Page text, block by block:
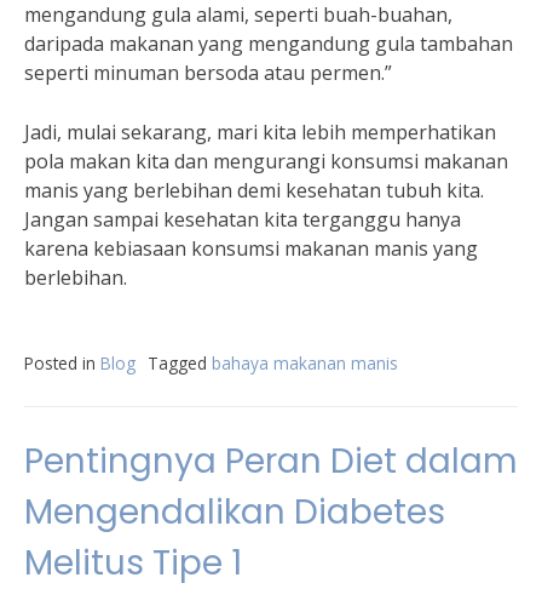
mengandung gula alami, seperti buah-buahan,
daripada makanan yang mengandung gula tambahan
seperti minuman bersoda atau permen.”
Jadi, mulai sekarang, mari kita lebih memperhatikan
pola makan kita dan mengurangi konsumsi makanan
manis yang berlebihan demi kesehatan tubuh kita.
Jangan sampai kesehatan kita terganggu hanya
karena kebiasaan konsumsi makanan manis yang
berlebihan.
Posted in Blog Tagged bahaya makanan manis
Pentingnya Peran Diet dalam
Mengendalikan Diabetes
Melitus Tipe 1